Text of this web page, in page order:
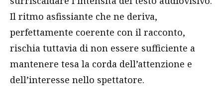
Il ritmo asfissiante che ne deriva,
perfettamente coerente con il racconto,
rischia tuttavia di non essere sufficiente a
mantenere tesa la corda dell’attenzione e
dell’interesse nello spettatore.